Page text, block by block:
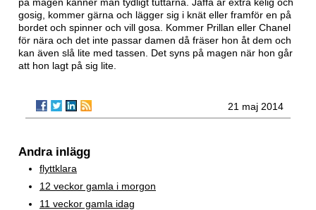
på magen känner man tydligt tuttarna. Jaffa är extra kelig och
gosig, kommer gärna och lägger sig i knät eller framför en på
bordet och spinner och vill gosa. Kommer Prillan eller Chanel
för nära och det inte passar damen då fräser hon åt dem och
kan även slå lite med tassen. Det syns på magen när hon går
att hon lagt på sig lite.
21 maj 2014
Andra inlägg
flyttklara
12 veckor gamla i morgon
11 veckor gamla idag